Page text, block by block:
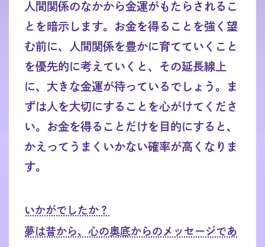
人間関係のなかから金運がもたらされるこ
とを暗示します。お金を得ることを強く望
む前に、人間関係を豊かに育てていくこと
を優先的に考えていくと、その延長線上
に、大きな金運が待っているでしょう。ま
ずは人を大切にすることを心がけてくださ
い。お金を得ることだけを目的にすると、
かえってうまくいかない確率が高くなりま
す。
いかがでしたか？
夢は昔から、心の奥底からのメッセージであ